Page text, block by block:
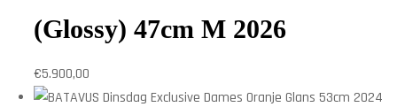
(Glossy) 47cm M 2026
€5.900,00